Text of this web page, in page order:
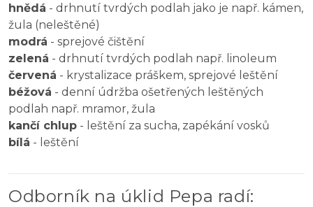
hnědá - drhnutí tvrdých podlah jako je např. kámen,
žula (neleštěné)
modrá - sprejové čištění
zelená - drhnutí tvrdých podlah např. linoleum
červená - krystalizace práškem, sprejové leštění
béžová - denní údržba ošetřených leštěných
podlah např. mramor, žula
kančí chlup - leštění za sucha, zapékání vosků
bílá - leštění
Odborník na úklid Pepa radí: